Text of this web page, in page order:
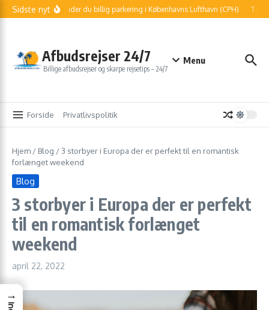
Fortsæt til indhold
Sidste nytSådan finder du billig parkering i Københavns Lufthavn (CPH) Told
Afbudsrejser 24/7
Billige afbudsrejser og skarpe rejsetips – 24/7
Menu
Forside Privatlivspolitik
Hjem / Blog / 3 storbyer i Europa der er perfekt til en romantisk
forlænget weekend
Blog
3 storbyer i Europa der er perfekt
til en romantisk forlænget
weekend
april 22, 2022
→